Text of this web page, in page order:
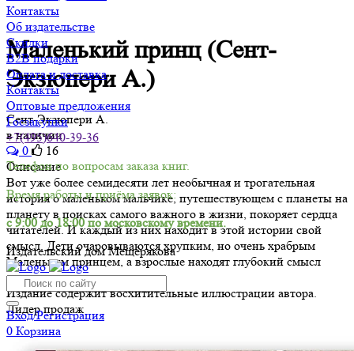
Контакты
Об издательстве
Скидки
B2B подарки
Оплата и доставка
Контакты
Оптовые предложения
Госзакупки
+7(495)640-39-36
Телефон по вопросам заказа книг.
Время работы и приёма заявок:
с 9:00 до 18:00 по московскому времени.
Издательский дом Мещерякова
Вход/Регистрация
0 Корзина
Маленький принц (Сент-
Экзюпери А.)
Сент-Экзюпери А.
в наличии
0
16
Описание
Вот уже более семидесяти лет необычная и трогательная
история о маленьком мальчике, путешествующем с планеты на
планету в поисках самого важного в жизни, покоряет сердца
читателей. И каждый из них находит в этой истории свой
смысл. Дети очаровываются хрупким, но очень храбрым
Маленьким принцем, а взрослые находят глубокий смысл
в его мудрых рассказах.
Издание содержит восхитительные иллюстрации автора.
Лидер продаж